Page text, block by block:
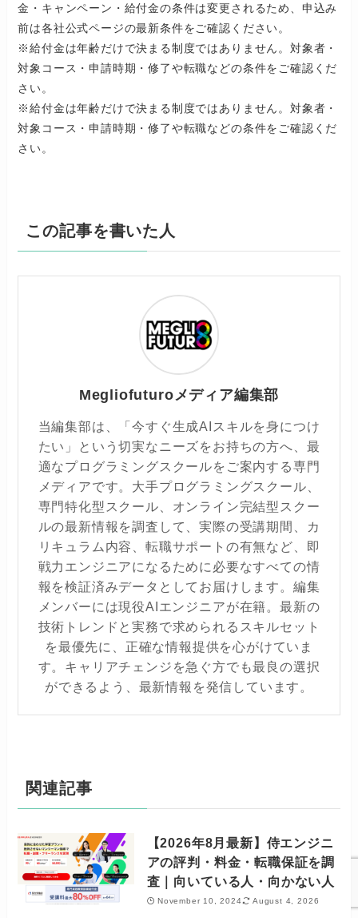
金・キャンペーン・給付金の条件は変更されるため、申込み
前は各社公式ページの最新条件をご確認ください。
※給付金は年齢だけで決まる制度ではありません。対象者・
対象コース・申請時期・修了や転職などの条件をご確認くだ
さい。
※給付金は年齢だけで決まる制度ではありません。対象者・
対象コース・申請時期・修了や転職などの条件をご確認くだ
さい。
この記事を書いた人
Megliofuturoメディア編集部
当編集部は、「今すぐ生成AIスキルを身につけ
たい」という切実なニーズをお持ちの方へ、最
適なプログラミングスクールをご案内する専門
メディアです。大手プログラミングスクール、
専門特化型スクール、オンライン完結型スクー
ルの最新情報を調査して、実際の受講期間、カ
リキュラム内容、転職サポートの有無など、即
戦力エンジニアになるために必要なすべての情
報を検証済みデータとしてお届けします。編集
メンバーには現役AIエンジニアが在籍。最新の
技術トレンドと実務で求められるスキルセット
を最優先に、正確な情報提供を心がけていま
す。キャリアチェンジを急ぐ方でも最良の選択
ができるよう、最新情報を発信しています。
関連記事
【2026年8月最新】侍エンジニ
アの評判・料金・転職保証を調
査｜向いている人・向かない人
November 10, 2024 August 4, 2026